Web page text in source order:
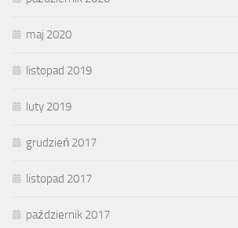
maj 2020
listopad 2019
luty 2019
grudzień 2017
listopad 2017
październik 2017